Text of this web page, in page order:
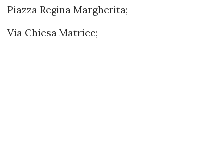
Piazza Regina Margherita;
Via Chiesa Matrice;